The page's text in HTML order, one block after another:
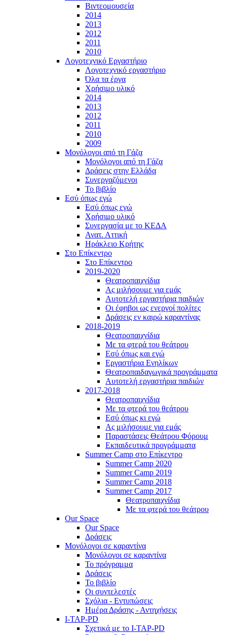
Βιντεομουσεία
2014
2013
2012
2011
2010
Λογοτεχνικό Εργαστήριο
Λογοτεχνικό εργαστήριο
Όλα τα έργα
Χρήσιμο υλικό
2014
2013
2012
2011
2010
2009
Μονόλογοι από τη Γάζα
Μονόλογοι από τη Γάζα
Δράσεις στην Ελλάδα
Συνεργαζόμενοι
To βιβλίο
Εσύ όπως εγώ
Εσύ όπως εγώ
Χρήσιμο υλικό
Συνεργασία με το ΚΕΔΑ
Ανατ. Αττική
Ηράκλειο Κρήτης
Στο Επίκεντρο
Στο Επίκεντρο
2019-2020
Θεατροπαιχνίδια
Ας μιλήσουμε για εμάς
Αυτοτελή εργαστήρια παιδιών
Οι έφηβοι ως ενεργοί πολίτες
Δράσεις εν καιρώ καραντίνας
2018-2019
Θεατροπαιχνίδια
Με τα φτερά του θεάτρου
Εσύ όπως και εγώ
Εργαστήρια Ενηλίκων
Θεατροπαιδαγωγικά προγράμματα
Αυτοτελή εργαστήρια παιδιών
2017-2018
Θεατροπαιχνίδια
Με τα φτερά του θεάτρου
Εσύ όπως κι εγώ
Ας μιλήσουμε για εμάς
Παραστάσεις Θεάτρου Φόρουμ
Εκπαιδευτικά προγράμματα
Summer Camp στο Επίκεντρο
Summer Camp 2020
Summer Camp 2019
Summer Camp 2018
Summer Camp 2017
Θεατροπαιχνίδια
Με τα φτερά του θεάτρου
Our Space
Our Space
Δράσεις
Μονόλογοι σε καραντίνα
Μονόλογοι σε καραντίνα
Το πρόγραμμα
Δράσεις
Το βιβλίο
Οι συντελεστές
Σχόλια - Εντυπώσεις
Ημέρα Δράσης - Αντηχήσεις
I-TAP-PD
Σχετικά με το I-TAP-PD